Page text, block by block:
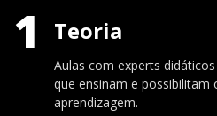
1 Teoria
Aulas com experts
que ensinam e possibilitam
aprendizagem.